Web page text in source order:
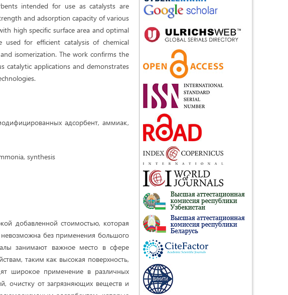
intended for use as catalysts are
and adsorption capacity of various
high specific surface area and optimal
for efficient catalysis of chemical
isomerization. The work confirms the
catalytic applications and demonstrates
адсорбент, аммиак,
synthesis
добавленной стоимостью, которая
без применения большого
занимают важное место в сфере
таким как высокая поверхность,
широкое применение в различных
очистку от загрязняющих веществ и